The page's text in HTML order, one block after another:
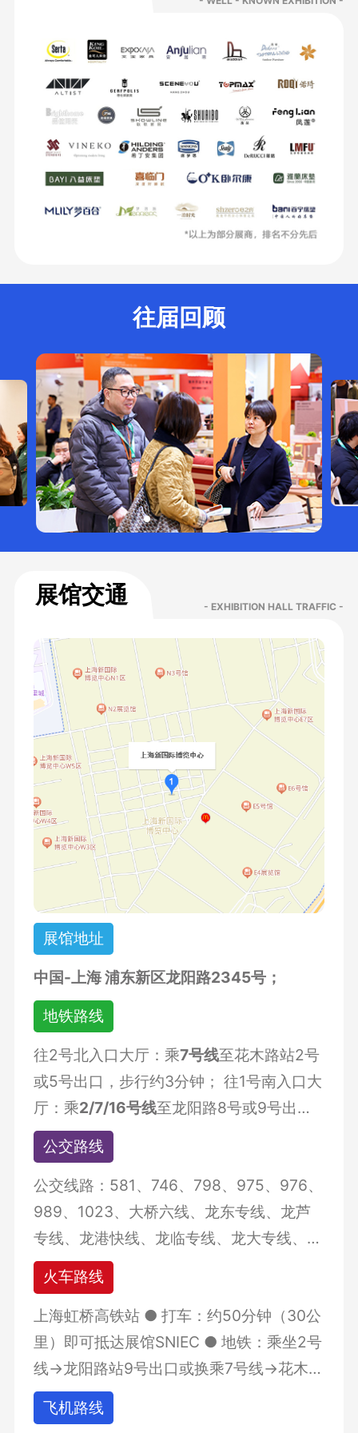
往届回顾
展馆交通 - EXHIBITION HALL TRAFFIC -
展馆地址
中国-上海 浦东新区龙阳路2345号；
地铁路线
往2号北入口大厅：乘7号线至花木路站2号
或5号出口，步行约3分钟； 往1号南入口大
厅：乘2/7/16号线至龙阳路8号或9号出
口，步行约15分钟；
公交路线
公交线路：581、746、798、975、976、
989、1023、大桥六线、龙东专线、龙芦
专线、龙港快线、龙临专线、龙大专线、龙
惠专线，到“龙阳路地铁站”下车，换乘地铁
7号线“花木路站”下车，步行100米至博览中
心，或在“龙阳路地铁站”乘免费班车至博览
中心；
火车路线
上海虹桥高铁站 ● 打车：约50分钟（30公
里）即可抵达展馆SNIEC ● 地铁：乘坐2号
线→龙阳路站9号出口或换乘7号线→花木路
站2号出口，步行前往展馆SNIEC（全程约1
小时）； 上海火车站 ● 打车：约30分钟
飞机路线